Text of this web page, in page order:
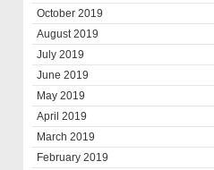
October 2019
August 2019
July 2019
June 2019
May 2019
April 2019
March 2019
February 2019